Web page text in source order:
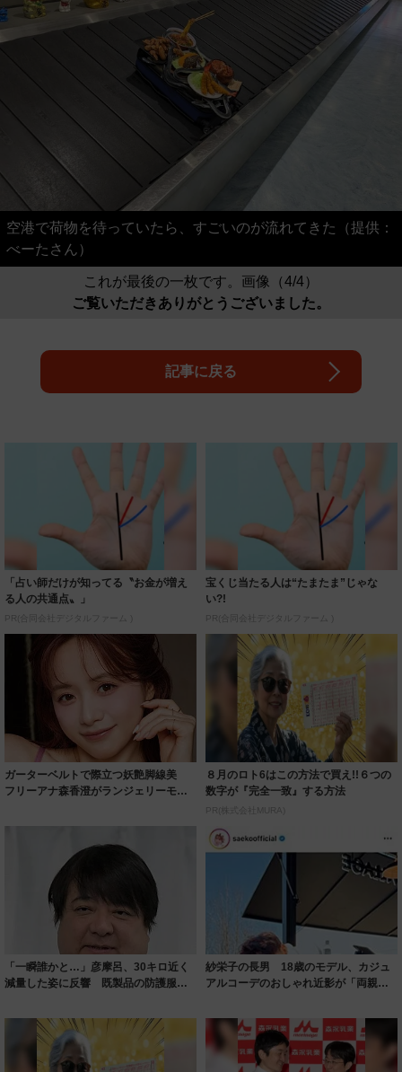
空港で荷物を待っていたら、すごいのが流れてきた（提供：
べーたさん）
これが最後の一枚です。画像（4/4）
ご覧いただきありがとうございました。
記事に戻る
「占い師だけが知ってる〝お金が増え
る人の共通点〟」
PR(合同会社デジタルファーム )
宝くじ当たる人は“たまたま”じゃな
い?!
PR(合同会社デジタルファーム )
ガーターベルトで際立つ妖艶脚線美
フリーアナ森香澄がランジェリーモデ
８月のロト6はこの方法で買え!!６つの
数字が『完全一致』する方法
PR(株式会社MURA)
「一瞬誰かと…」彦摩呂、30キロ近く
減量した姿に反響 既製品の防護服が
紗栄子の長男 18歳のモデル、カジュ
アルコーデのおしゃれ近影が「両親の